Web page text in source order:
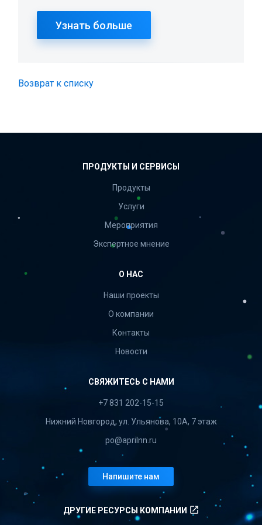
Узнать больше
Возврат к списку
ПРОДУКТЫ И СЕРВИСЫ
Продукты
Услуги
Мероприятия
Экспертное мнение
О НАС
Наши проекты
О компании
Контакты
Новости
СВЯЖИТЕСЬ С НАМИ
+7 831 202-15-15
Нижний Новгород, ул. Ульянова, 10А, 7 этаж
po@aprilnn.ru
Напишите нам
ДРУГИЕ РЕСУРСЫ КОМПАНИИ launch